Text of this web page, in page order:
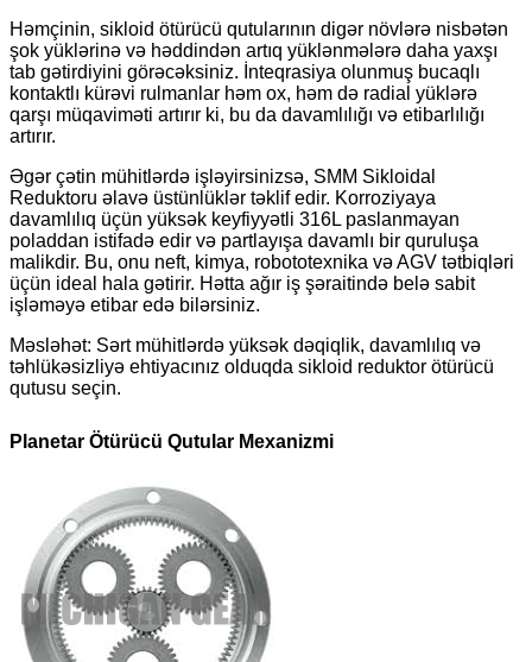
Həmçinin, sikloid ötürücü qutularının digər növlərə nisbətən
şok yüklərinə və həddindən artıq yüklənmələrə daha yaxşı
tab gətirdiyini görəcəksiniz. İnteqrasiya olunmuş bucaqlı
kontaktlı kürəvi rulmanlar həm ox, həm də radial yüklərə
qarşı müqaviməti artırır ki, bu da davamlılığı və etibarlılığı
artırır.
Əgər çətin mühitlərdə işləyirsinizsə, SMM Sikloidal
Reduktoru əlavə üstünlüklər təklif edir. Korroziyaya
davamlılıq üçün yüksək keyfiyyətli 316L paslanmayan
poladdan istifadə edir və partlayışa davamlı bir quruluşa
malikdir. Bu, onu neft, kimya, robototexnika və AGV tətbiqləri
üçün ideal hala gətirir. Hətta ağır iş şəraitində belə sabit
işləməyə etibar edə bilərsiniz.
Məsləhət: Sərt mühitlərdə yüksək dəqiqlik, davamlılıq və
təhlükəsizliyə ehtiyacınız olduqda sikloid reduktor ötürücü
qutusu seçin.
Planetar Ötürücü Qutular Mexanizmi